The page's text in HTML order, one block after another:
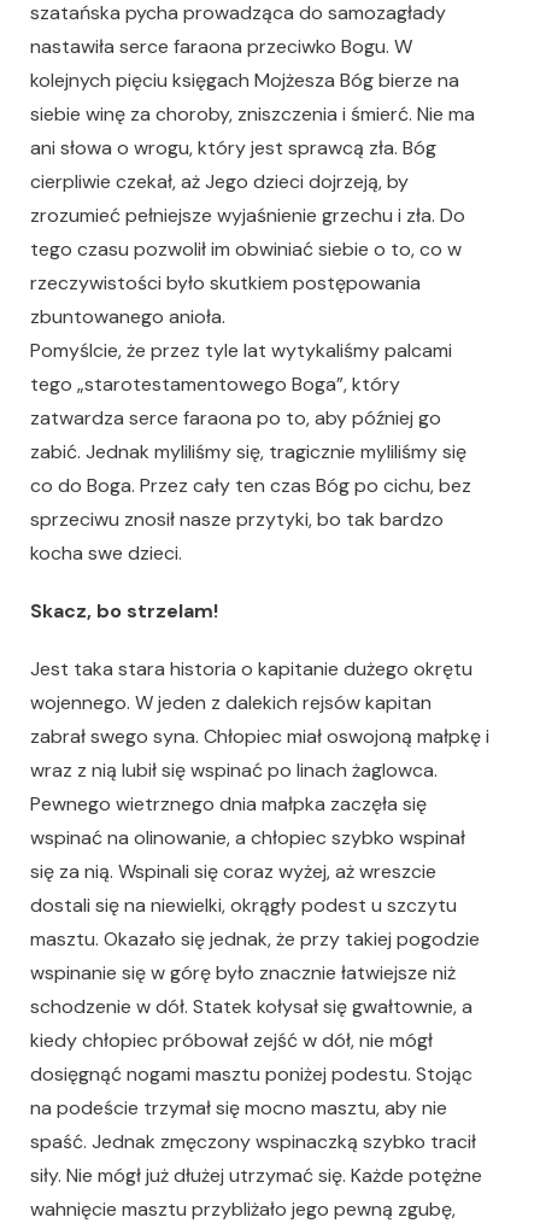
szatańska pycha prowadząca do samozagłady
nastawiła serce faraona przeciwko Bogu. W
kolejnych pięciu księgach Mojżesza Bóg bierze na
siebie winę za choroby, zniszczenia i śmierć. Nie ma
ani słowa o wrogu, który jest sprawcą zła. Bóg
cierpliwie czekał, aż Jego dzieci dojrzeją, by
zrozumieć pełniejsze wyjaśnienie grzechu i zła. Do
tego czasu pozwolił im obwiniać siebie o to, co w
rzeczywistości było skutkiem postępowania
zbuntowanego anioła.
Pomyślcie, że przez tyle lat wytykaliśmy palcami
tego „starotestamentowego Boga”, który
zatwardza serce faraona po to, aby później go
zabić. Jednak myliliśmy się, tragicznie myliliśmy się
co do Boga. Przez cały ten czas Bóg po cichu, bez
sprzeciwu znosił nasze przytyki, bo tak bardzo
kocha swe dzieci.
Skacz, bo strzelam!
Jest taka stara historia o kapitanie dużego okrętu
wojennego. W jeden z dalekich rejsów kapitan
zabrał swego syna. Chłopiec miał oswojoną małpkę i
wraz z nią lubił się wspinać po linach żaglowca.
Pewnego wietrznego dnia małpka zaczęła się
wspinać na olinowanie, a chłopiec szybko wspinał
się za nią. Wspinali się coraz wyżej, aż wreszcie
dostali się na niewielki, okrągły podest u szczytu
masztu. Okazało się jednak, że przy takiej pogodzie
wspinanie się w górę było znacznie łatwiejsze niż
schodzenie w dół. Statek kołysał się gwałtownie, a
kiedy chłopiec próbował zejść w dół, nie mógł
dosięgnąć nogami masztu poniżej podestu. Stojąc
na podeście trzymał się mocno masztu, aby nie
spaść. Jednak zmęczony wspinaczką szybko tracił
siły. Nie mógł już dłużej utrzymać się. Każde potężne
wahnięcie masztu przybliżało jego pewną zgubę,